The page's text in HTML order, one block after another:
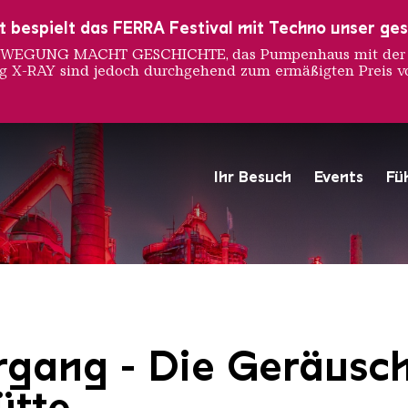
Ihr Besuch Events
Hochofengruppe in Rot
Copyright: Weltkulturerbe
- Die
bespielt das FERRA Festival mit Techno unser
MACHT GESCHICHTE, das Pumpenhaus mit
RAY sind jedoch durchgehend zum ermäßigten Preis